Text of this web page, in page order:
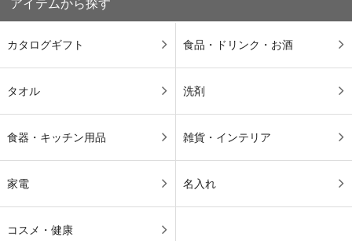
アイテムから探す
カタログギフト 食品・ドリンク・お酒
タオル 洗剤
食器・キッチン用品 雑貨・インテリア
家電 名入れ
コスメ・健康